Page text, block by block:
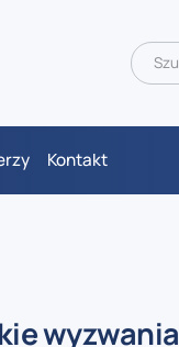
Kontakt
wyzwania